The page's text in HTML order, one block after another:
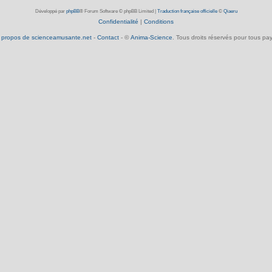
Développé par phpBB® Forum Software © phpBB Limited Traduction française officielle© Qiaeru
Confidentialité Conditions
de scienceamusante.net- Contact- © Anima-Science. Tous droits réservés pour tous